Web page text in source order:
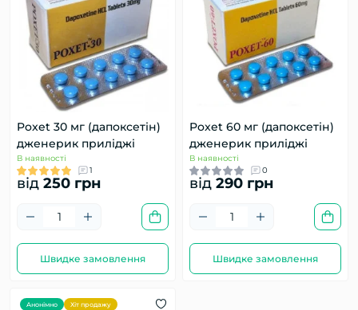
Poxet 30 мг (дапоксетін)
дженерик приліджі
В наявності
1
від 250 грн
Швидке замовлення
Poxet 60 мг (дапоксетін)
дженерик приліджі
В наявності
0
від 290 грн
Швидке замовлення
Анонімно Хіт продажу